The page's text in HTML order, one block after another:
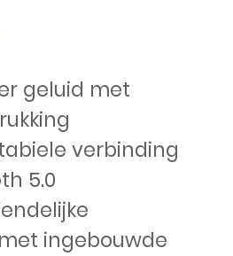
geluid met
verbinding
5.0
ingebouwde